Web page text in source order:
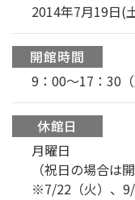
2014年7月19日(
開館時間
9：00〜17：30
休館日
月曜日
（祝日の場合は
※7/22（火）、9/